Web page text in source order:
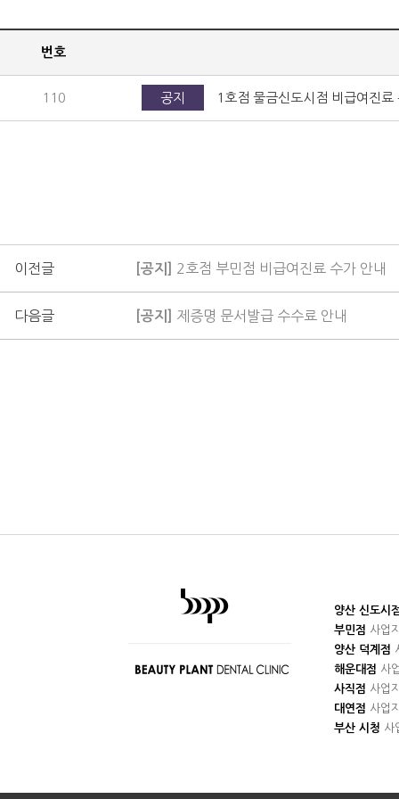
번호
110 공지 1호점 물금신도시점 비급여진료
이전글 [공지] 2호점 부민점 비급여진료 수가 안내
다음글 [공지] 제증명 문서발급 수수료 안내
양산 신도시
부민점 사업
양산 덕계점
해운대점 사
사직점 사업
대연점 사업
부산 시청 사